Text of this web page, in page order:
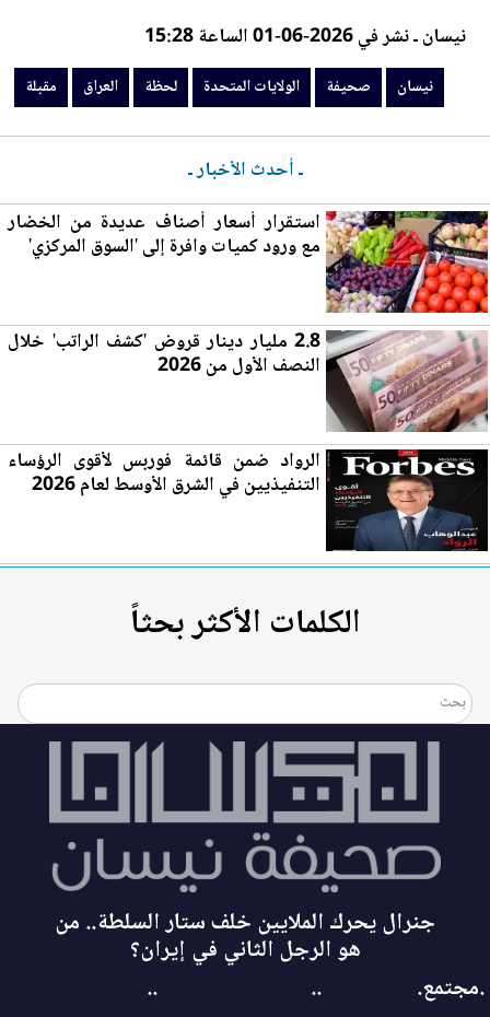
نيسان ـ نشر في 2026-06-01 الساعة 15:28
نيسان صحيفة الولايات المتحدة لحظة العراق مقبلة
ـ أحدث الأخبار ـ
استقرار أسعار أصناف عديدة من الخضار
مع ورود كميات وافرة إلى 'السوق المركزي'
2.8 مليار دينار قروض 'كشف الراتب' خلال
النصف الأول من 2026
الرواد ضمن قائمة فوربس لأقوى الرؤساء
التنفيذيين في الشرق الأوسط لعام 2026
الكلمات الأكثر بحثاً
جنرال يحرك الملايين خلف ستار السلطة.. من
هو الرجل الثاني في إيران؟
.مجتمع.
..
..